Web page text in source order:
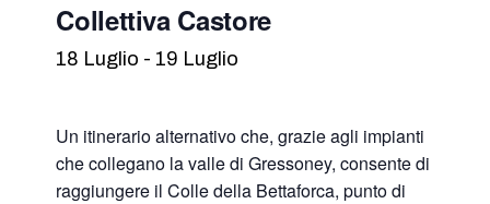
Collettiva Castore
18 Luglio - 19 Luglio
Un itinerario alternativo che, grazie agli impianti
che collegano la valle di Gressoney, consente di
raggiungere il Colle della Bettaforca, punto di